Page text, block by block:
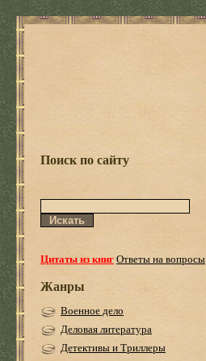
Поиск по сайту
Цитаты из книгОтветы на вопросы
Жанры
Военное дело
Деловая литература
Детективы и Триллеры